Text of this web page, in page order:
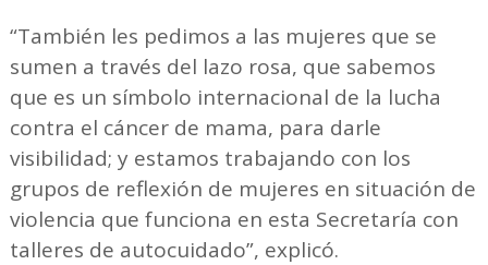
“También les pedimos a las mujeres que se
sumen a través del lazo rosa, que sabemos
que es un símbolo internacional de la lucha
contra el cáncer de mama, para darle
visibilidad; y estamos trabajando con los
grupos de reflexión de mujeres en situación de
violencia que funciona en esta Secretaría con
talleres de autocuidado”, explicó.